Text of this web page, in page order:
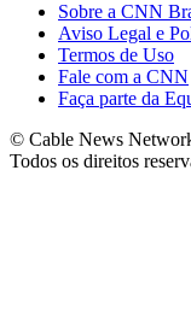
Sobre a CNN
Aviso Legal e
Termos de Uso
Fale com a CNN
Faça parte da
© Cable News
Todos os direitos